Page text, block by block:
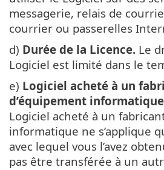
messagerie, relais de
courrier ou passerelles
d) Durée de la Licence. Le
Logiciel est limité dans le
e) Logiciel acheté à un
d’équipement
Logiciel acheté à un
informatique ne s’applique
avec lequel vous l’avez
pas être transférée à un